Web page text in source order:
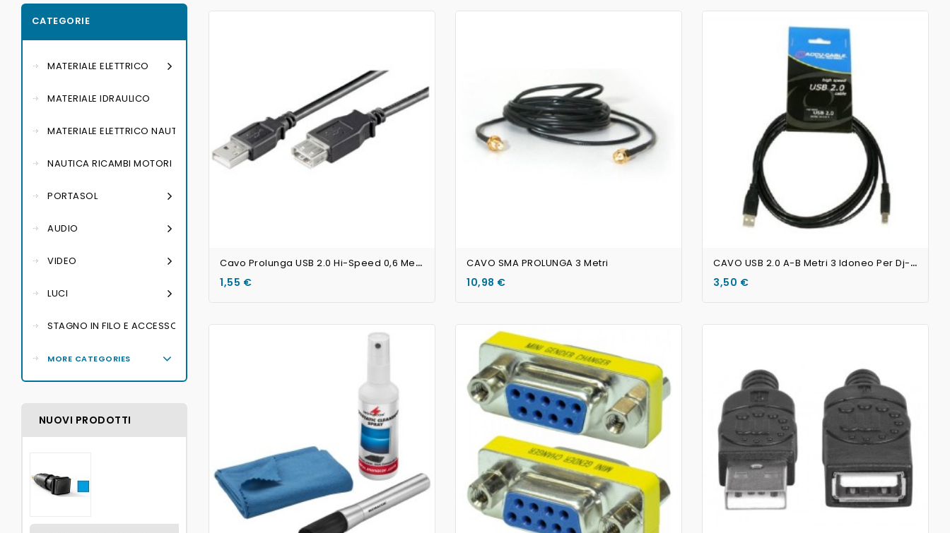
CATEGORIE
MATERIALE ELETTRICO
MATERIALE IDRAULICO
MATERIALE ELETTRICO NAUTICO
NAUTICA RICAMBI MOTORI
PORTASOL
AUDIO
VIDEO
LUCI
STAGNO IN FILO E ACCESSORI PER SALDATURA
MORE CATEGORIES
NUOVI PRODOTTI
C
Avo Prolunga USB 2.0 Hi-Speed 0,6 Metri
1,55 €
CAVO SMA PROLUNGA 3 Metri
10,98 €
C
AVO USB 2.0 A-B Metri 3 Idoneo Per Dj-Controller MIDI USB
3,50 €